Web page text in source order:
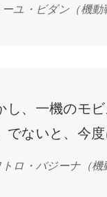
ーユ・ビダン （機
し、一機のモ
でないと、今度
トロ・バジーナ（機